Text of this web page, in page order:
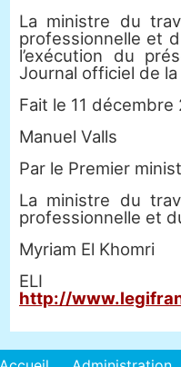
La ministre du
professionnelle et
l’exécution du
Journal officiel de
Fait le 11 décembre
Manuel Valls
Par le Premier
La ministre du
professionnelle et
Myriam El Khomri
http://